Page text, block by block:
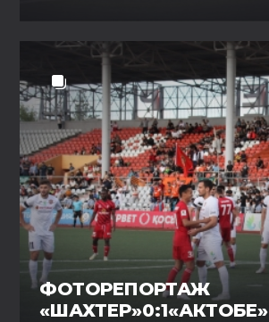
ФОТОРЕПОРТАЖ
«ШАХТЕР»0:1«АКТОБЕ»